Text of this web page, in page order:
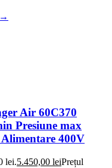
→
Air 60C370
Presiune max
400V
lei.5.450,00 leiPrețul